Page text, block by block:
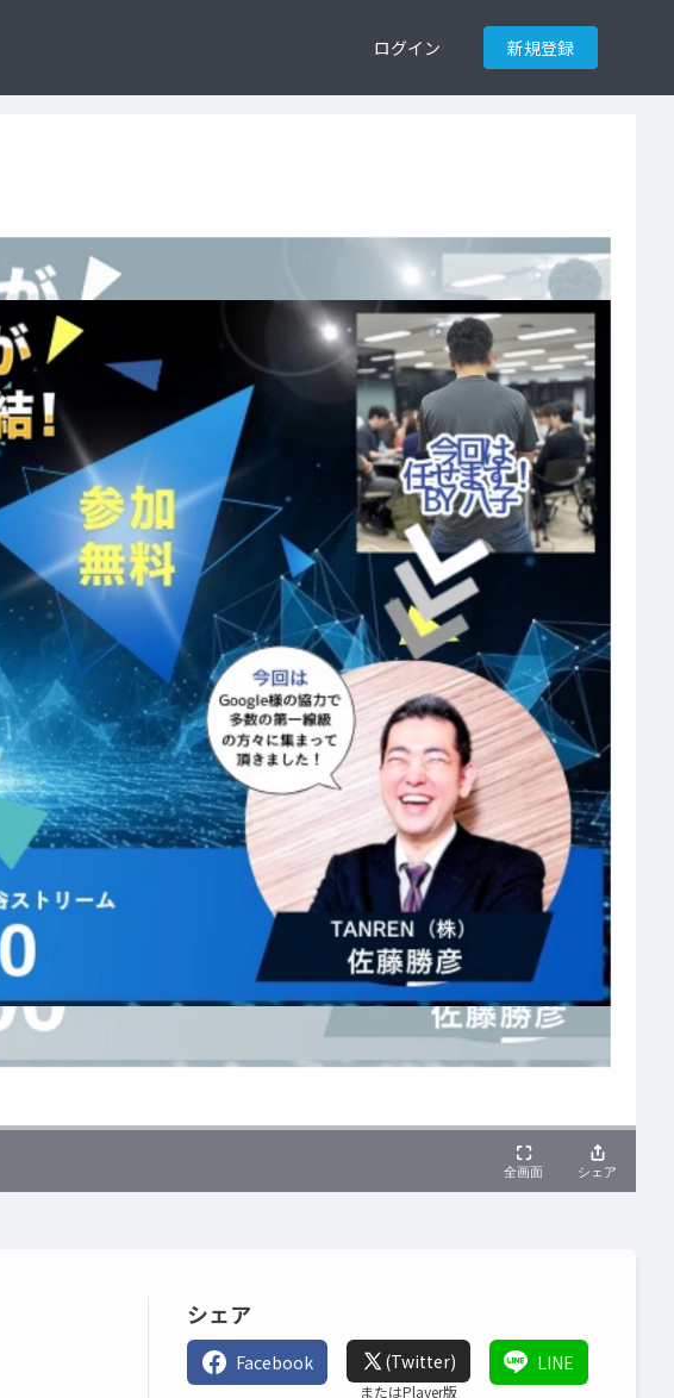
ログイン 新規登録
シェア
Facebook (Twitter)
またはPlayer版
LINE